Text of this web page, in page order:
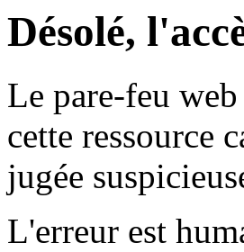
Désolé,
Le pare-feu
cette ressource
jugée
L'erreur est